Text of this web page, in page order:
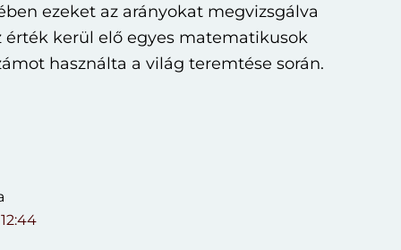
ezeket az arányokat megvizsgálva
érték kerül elő egyes matematikusok
használta a világ teremtése során.